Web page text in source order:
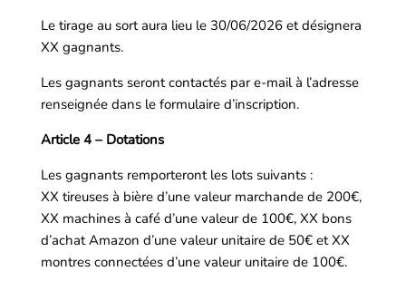
Le tirage au sort aura lieu le 30/06/2026 et désignera
XX gagnants.
Les gagnants seront contactés par e-mail à l’adresse
renseignée dans le formulaire d’inscription.
Article 4 – Dotations
Les gagnants remporteront les lots suivants :
XX tireuses à bière d’une valeur marchande de 200€,
XX machines à café d’une valeur de 100€, XX bons
d’achat Amazon d’une valeur unitaire de 50€ et XX
montres connectées d’une valeur unitaire de 100€.